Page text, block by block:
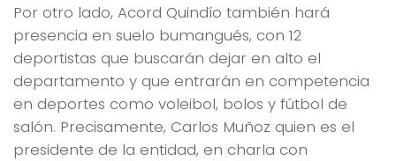
Por otro lado, Acord Quindío también hará
presencia en suelo bumangués, con 12
deportistas que buscarán dejar en alto el
departamento y que entrarán en competencia
en deportes como voleibol, bolos y fútbol de
salón. Precisamente, Carlos Muñoz quien es el
presidente de la entidad, en charla con